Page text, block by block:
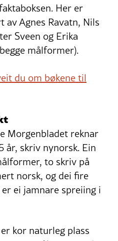
Her er
Agnes Ravatn, Nils
Sveen og Erika
målformer).
du om bøkene til
Morgenbladet reknar
år, skriv nynorsk. Ein
to skriv på
norsk, og dei fire
ei jamnare spreiing i
kor naturleg plass